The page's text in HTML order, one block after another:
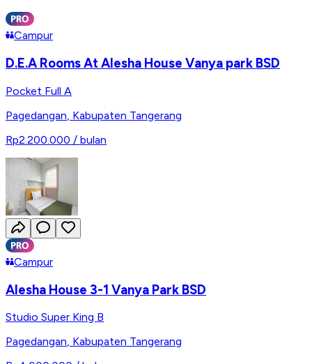
Campur
D.E.A Rooms At Alesha House Vanya park BSD
Pocket Full A
Pagedangan, Kabupaten Tangerang
Rp2.200.000 / bulan
Campur
Alesha House 3-1 Vanya Park BSD
Studio Super King B
Pagedangan, Kabupaten Tangerang